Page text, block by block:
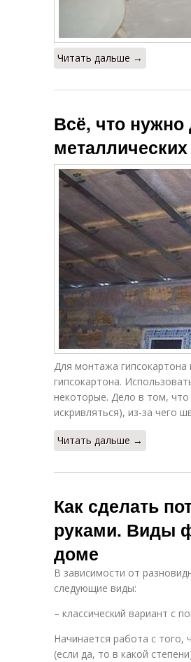
Читать дальше →
Всё, что
Для монтажа гипсокартона
гипсокартона.
некоторые. Дело в том,
искривляться), из-за чего
Читать дальше →
Как сделать
руками. Виды
доме
В зависимости от
следующие виды:
– классический вариант с
Начинается работа с того,
(если да, то в какой